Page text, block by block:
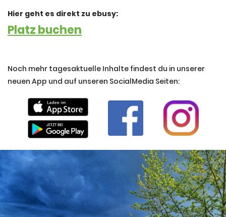
Hier geht es direkt zu ebusy:
Platz buchen
Noch mehr tagesaktuelle Inhalte findest du in unserer
neuen App und auf unseren SocialMedia Seiten: